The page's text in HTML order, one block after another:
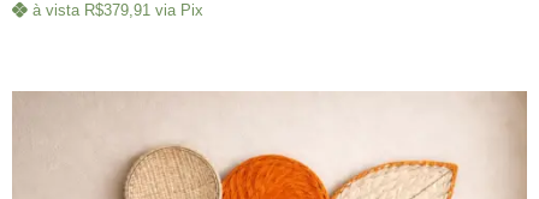
à vista R$379,91 via Pix